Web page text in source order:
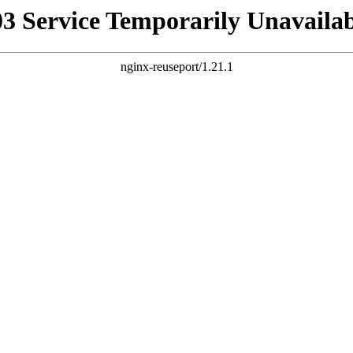
Service Temporarily
nginx-reuseport/1.21.1